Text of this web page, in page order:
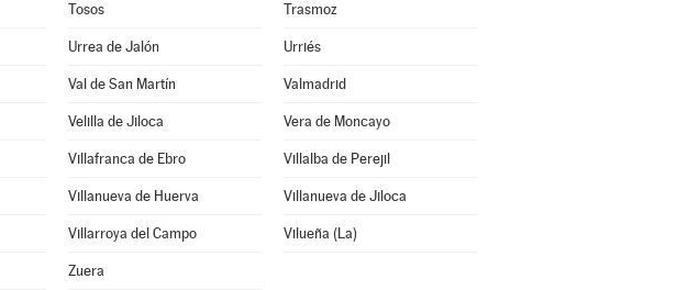
Tosos Trasmoz
Urrea de Jalón Urriés
Val de San Martín Valmadrid
Velilla de Jiloca Vera de Moncayo
Villafranca de Ebro Villalba de Perejil
Villanueva de Huerva Villanueva de Jiloca
Villarroya del Campo Vilueña (La)
Zuera